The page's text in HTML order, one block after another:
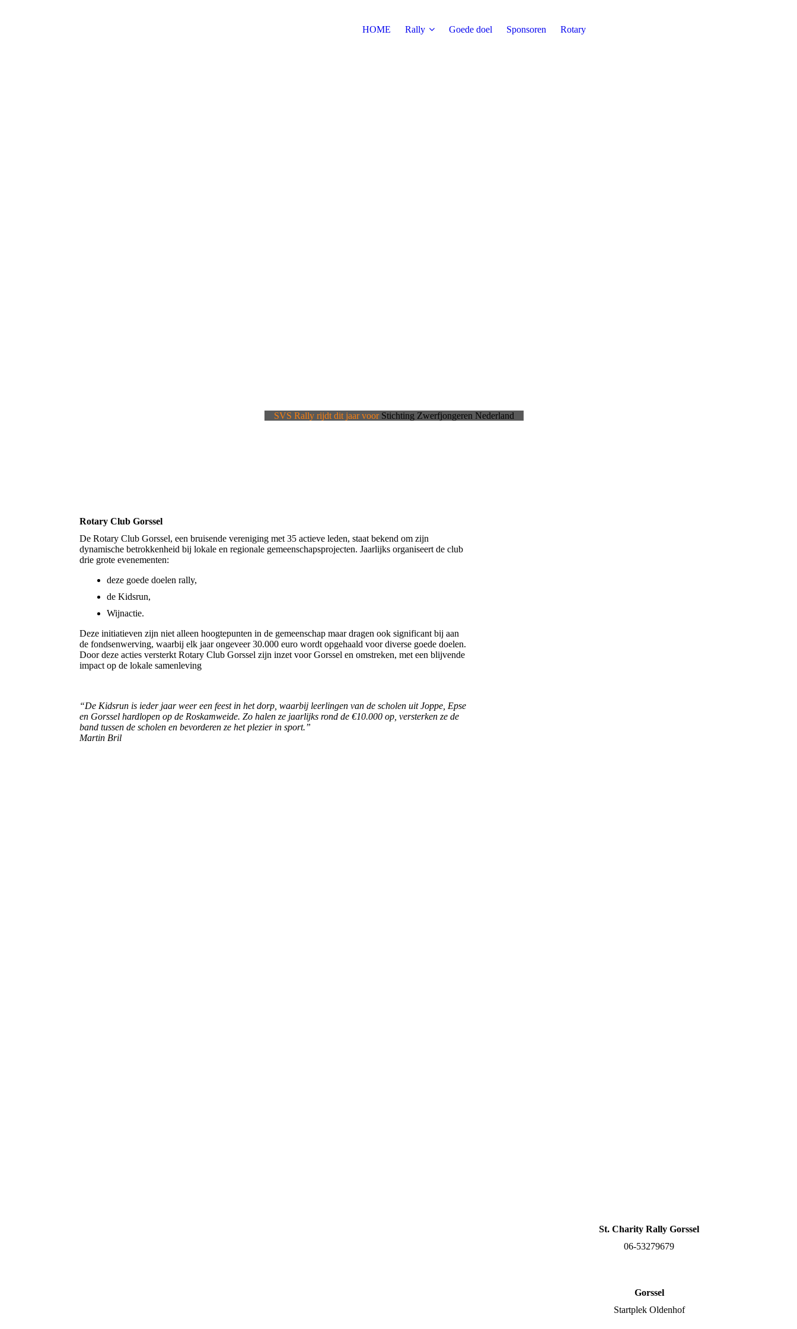
HOME Rally Goede doel Sponsoren Rotary
SVS Rally rijdt dit jaar voor Stichting Zwerfjongeren Nederland
Rotary Club Gorssel
De Rotary Club Gorssel, een bruisende vereniging met 35 actieve leden, staat bekend om zijn
dynamische betrokkenheid bij lokale en regionale gemeenschapsprojecten. Jaarlijks organiseert de club
drie grote evenementen:
deze goede doelen rally,
de Kidsrun,
Wijnactie.
Deze initiatieven zijn niet alleen hoogtepunten in de gemeenschap maar dragen ook significant bij aan
de fondsenwerving, waarbij elk jaar ongeveer 30.000 euro wordt opgehaald voor diverse goede doelen.
Door deze acties versterkt Rotary Club Gorssel zijn inzet voor Gorssel en omstreken, met een blijvende
impact op de lokale samenleving
“De Kidsrun is ieder jaar weer een feest in het dorp, waarbij leerlingen van de scholen uit Joppe, Epse
en Gorssel hardlopen op de Roskamweide. Zo halen ze jaarlijks rond de €10.000 op, versterken ze de
band tussen de scholen en bevorderen ze het plezier in sport.”
Martin Bril
St. Charity Rally Gorssel
06-53279679
Gorssel
Startplek Oldenhof